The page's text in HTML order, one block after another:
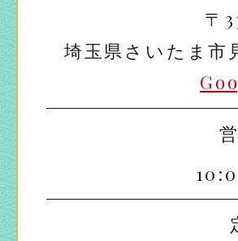
〒
埼玉県さいたま市